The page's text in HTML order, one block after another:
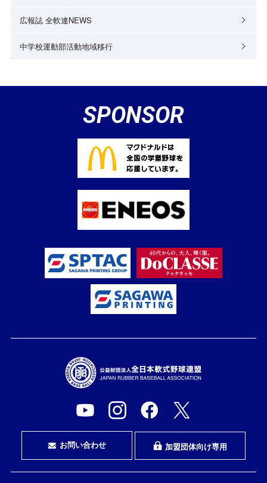
広報誌 全軟連NEWS
中学校運動部活動地域移行
SPONSOR
お問い合わせ 加盟団体向け専用